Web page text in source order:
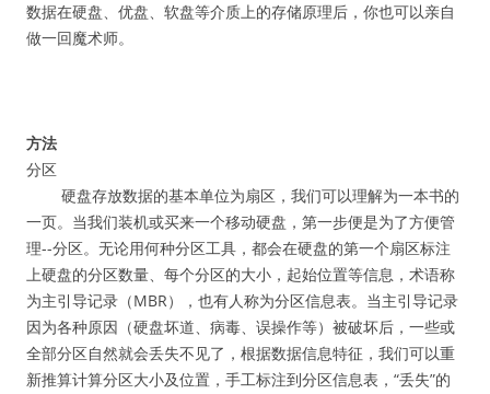
数据在硬盘、优盘、软盘等介质上的存储原理后，你也可以亲自
做一回魔术师。
方法
分区
硬盘存放数据的基本单位为扇区，我们可以理解为一本书的
一页。当我们装机或买来一个移动硬盘，第一步便是为了方便管
理--分区。无论用何种分区工具，都会在硬盘的第一个扇区标注
上硬盘的分区数量、每个分区的大小，起始位置等信息，术语称
为主引导记录（MBR），也有人称为分区信息表。当主引导记录
因为各种原因（硬盘坏道、病毒、误操作等）被破坏后，一些或
全部分区自然就会丢失不见了，根据数据信息特征，我们可以重
新推算计算分区大小及位置，手工标注到分区信息表，“丢失”的